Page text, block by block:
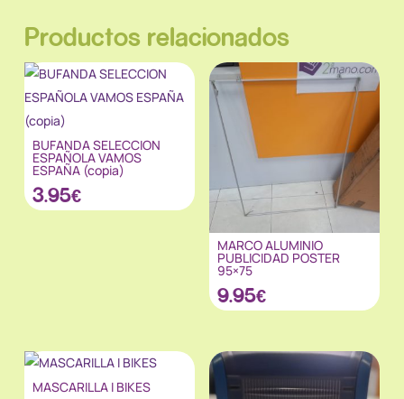
Productos relacionados
BUFANDA SELECCION
ESPAÑOLA VAMOS
ESPAÑA (copia)
3.95€
MARCO ALUMINIO
PUBLICIDAD POSTER
95×75
9.95€
MASCARILLA I BIKES